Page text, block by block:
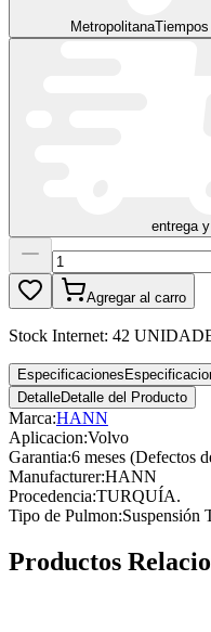
Metropolitana
entrega
Agregar al carro
Stock Internet: 42
Especificaciones
DetalleDetalle del Producto
Marca:HANN
Aplicacion:Volvo
Garantia:6 meses (Defectos
Manufacturer:HANN
Procedencia:TURQUÍA.
Tipo de Pulmon:Suspensión
Productos